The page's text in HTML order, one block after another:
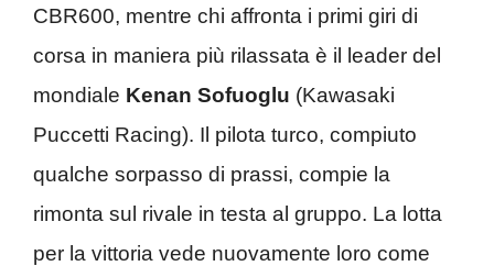
CBR600, mentre chi affronta i primi giri di
corsa in maniera più rilassata è il leader del
mondiale Kenan Sofuoglu (Kawasaki
Puccetti Racing). Il pilota turco, compiuto
qualche sorpasso di prassi, compie la
rimonta sul rivale in testa al gruppo. La lotta
per la vittoria vede nuovamente loro come